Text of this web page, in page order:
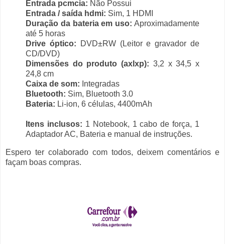
Entrada pcmcia: Não Possui
Entrada / saída hdmi: Sim, 1 HDMI
Duração da bateria em uso: Aproximadamente
até 5 horas
Drive óptico: DVD±RW (Leitor e gravador de
CD/DVD)
Dimensões do produto (axlxp): 3,2 x 34,5 x
24,8 cm
Caixa de som: Integradas
Bluetooth: Sim, Bluetooth 3.0
Bateria: Li-ion, 6 células, 4400mAh
Itens inclusos: 1 Notebook, 1 cabo de força, 1
Adaptador AC, Bateria e manual de instruções.
Espero ter colaborado com todos, deixem comentários e
façam boas compras.